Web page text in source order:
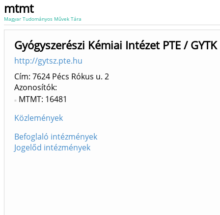
mtmt
Magyar Tudományos Művek Tára
Gyógyszerészi Kémiai Intézet PTE /
http://gytsz.pte.hu
Cím: 7624 Pécs Rókus u. 2
Azonosítók
MTMT: 16481
Közlemények
Befoglaló intézmények
Jogelőd intézmények